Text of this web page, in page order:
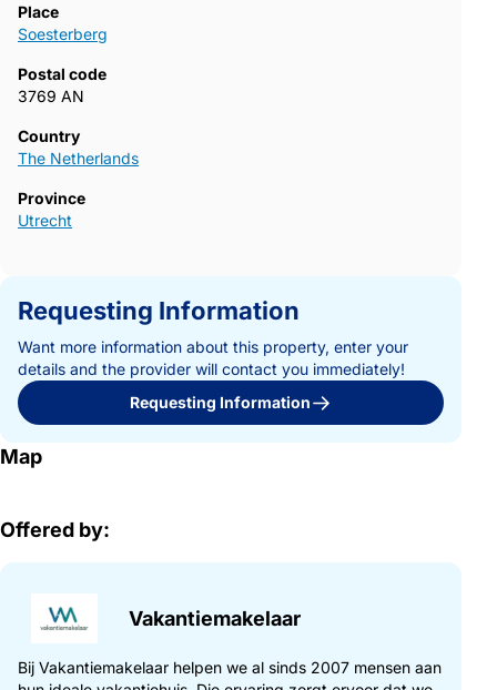
Place
Soesterberg
Postal code
3769 AN
Country
The Netherlands
Province
Utrecht
Requesting Information
Want more information about this property, enter your
details and the provider will contact you immediately!
Requesting Information
Map
Offered by:
Vakantiemakelaar
Bij Vakantiemakelaar helpen we al sinds 2007 mensen aan